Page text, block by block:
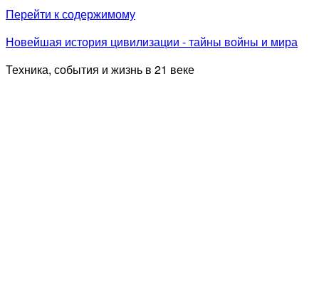
Перейти к содержимому
Новейшая история цивилизации - тайны войны и мира
Техника, события и жизнь в 21 веке